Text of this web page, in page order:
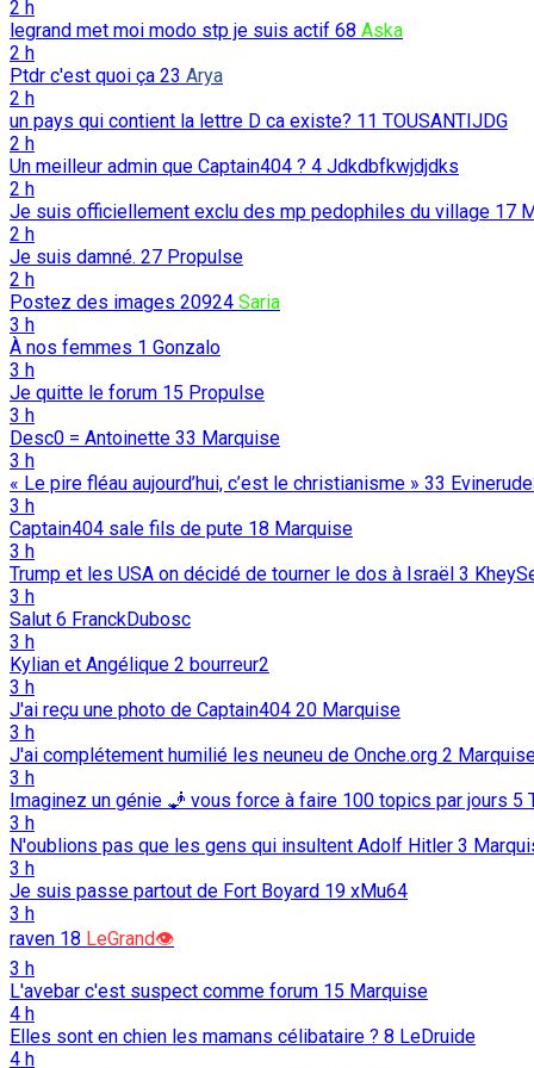
2 h
legrand met moi modo stp je suis actif 68 Aska
2 h
Ptdr c'est quoi ça 23 Arya
2 h
un pays qui contient la lettre D ca existe? 11 TOUSANTIJDG
2 h
Un meilleur admin que Captain404 ? 4 Jdkdbfkwjdjdks
2 h
Je suis officiellement exclu des mp pedophiles du village 17
2 h
Je suis damné. 27 Propulse
2 h
Postez des images 20924 Saria
3 h
À nos femmes 1 Gonzalo
3 h
Je quitte le forum 15 Propulse
3 h
Desc0 = Antoinette 33 Marquise
3 h
« Le pire fléau aujourd’hui, c’est le christianisme » 33
3 h
Captain404 sale fils de pute 18 Marquise
3 h
Trump et les USA on décidé de tourner le dos à Israël 3
3 h
Salut 6 FranckDubosc
3 h
Kylian et Angélique 2 bourreur2
3 h
J'ai reçu une photo de Captain404 20 Marquise
3 h
J'ai complétement humilié les neuneu de Onche.org 2
3 h
Imaginez un génie 🧞 vous force à faire 100 topics par jours 5
3 h
N'oublions pas que les gens qui insultent Adolf Hitler 3
3 h
Je suis passe partout de Fort Boyard 19 xMu64
3 h
raven 18 LeGrand👁️
3 h
L'avebar c'est suspect comme forum 15 Marquise
4 h
Elles sont en chien les mamans célibataire ? 8 LeDruide
4 h